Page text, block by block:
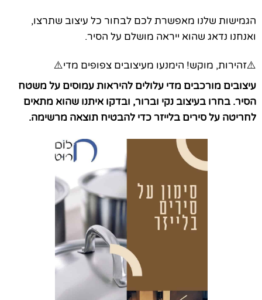
הגמישות שלנו מאפשרת לכם לבחור כל עיצוב שתרצו,
ואנחנו נדאג שהוא ייראה מושלם על הסיר.
⚠️זהירות, מוקש! הימנעו מעיצובים צפופים מדי⚠️
עיצובים מורכבים מדי עלולים להיראות עמוסים על משטח
הסיר. בחרו בעיצוב נקי וברור, ובדקו איתנו שהוא מתאים
לחריטה על סירים בלייזר כדי להבטיח תוצאה מרשימה.